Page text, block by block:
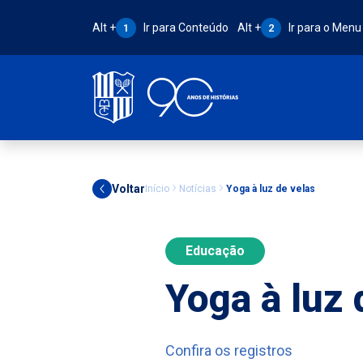
Atalho Alt + 1:
Alt + 1 Ir para Conteúdo Atalho Alt + 2:
Alt + 2 Ir para o Menu
Voltar Início Notícias Yoga à luz de velas
Educação
Yoga à luz
Confira os registros